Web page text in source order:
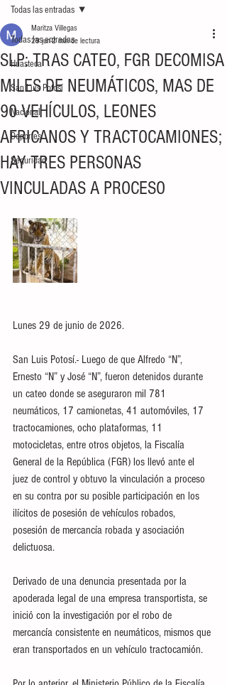
Todas las entradas
Huasteca
San Luis Potosí
Nacional
Deportes
Seguridad
Todas las entradas
SLP: TRAS CATEO, FGR DECOMISA
MILES DE NEUMÁTICOS, MAS DE
90 VEHÍCULOS, LEONES
AFRICANOS Y TRACTOCAMIONES;
HAY TRES PERSONAS
VINCULADAS A PROCESO
Maritza Villegas
29 jun2 min de lectura
Lunes 29 de junio de 2026.
San Luis Potosí.- Luego de que Alfredo “N”,
Ernesto “N” y José “N”, fueron detenidos durante
un cateo donde se aseguraron mil 781
neumáticos, 17 camionetas, 41 automóviles, 17
tractocamiones, ocho plataformas, 11
motocicletas, entre otros objetos, la Fiscalía
General de la República (FGR) los llevó ante el
juez de control y obtuvo la vinculación a proceso
en su contra por su posible participación en los
ilícitos de posesión de vehículos robados,
posesión de mercancía robada y asociación
delictuosa.
Derivado de una denuncia presentada por la
apoderada legal de una empresa transportista, se
inició con la investigación por el robo de
mercancía consistente en neumáticos, mismos que
eran transportados en un vehículo tractocamión.